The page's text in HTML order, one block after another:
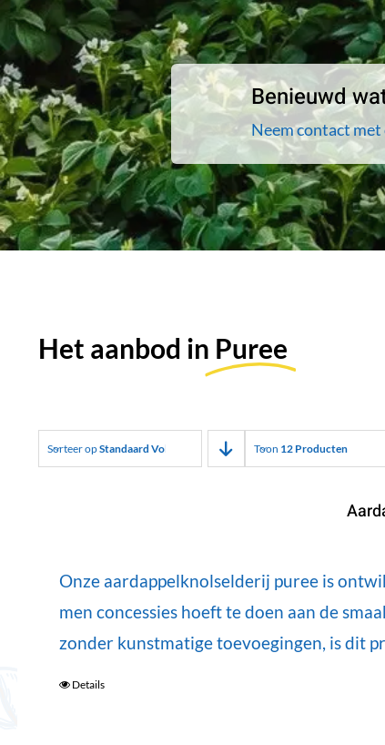
Benieuwd
Neem contact met
Het aanbod in Puree
Sorteer opStandaard Volgorde Toon 12 Producten
Onze aardappelknolselderij puree is
men concessies hoeft te doen aan de
zonder kunstmatige toevoegingen, is dit
Details